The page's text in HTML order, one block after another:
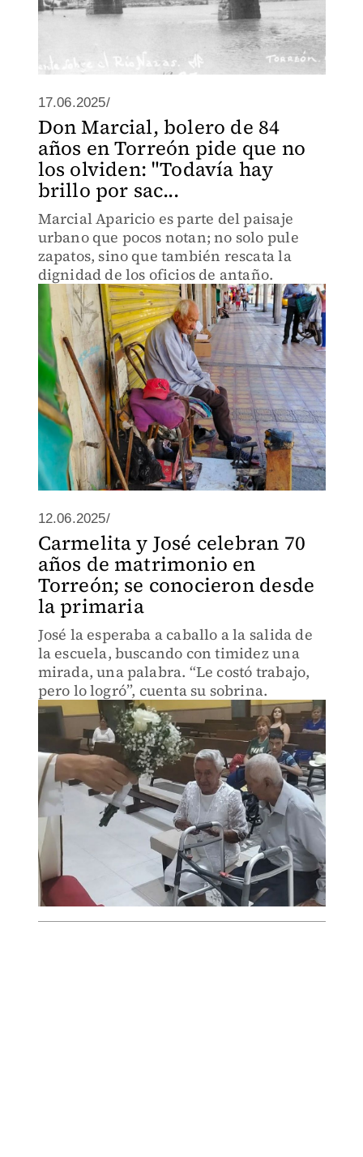
17.06.2025/
Don Marcial, bolero de 84
años en Torreón pide que no
los olviden: "Todavía hay
brillo por sac...
Marcial Aparicio es parte del paisaje
urbano que pocos notan; no solo pule
zapatos, sino que también rescata la
dignidad de los oficios de antaño.
12.06.2025/
Carmelita y José celebran 70
años de matrimonio en
Torreón; se conocieron desde
la primaria
José la esperaba a caballo a la salida de
la escuela, buscando con timidez una
mirada, una palabra. “Le costó trabajo,
pero lo logró”, cuenta su sobrina.